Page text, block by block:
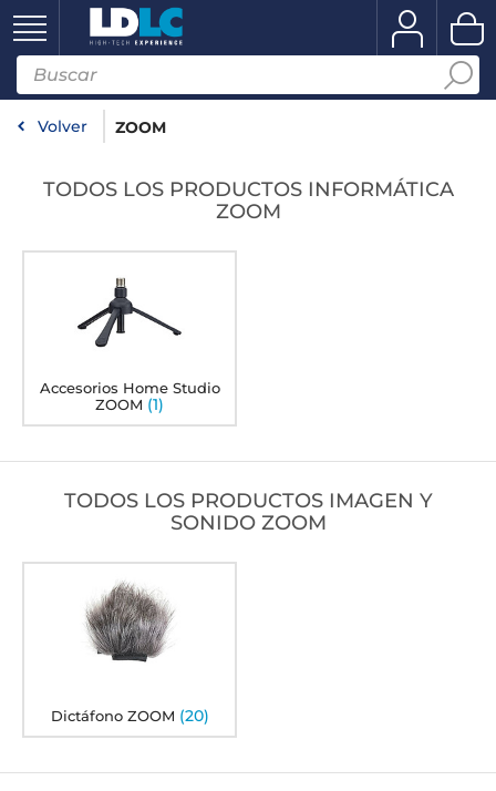
Volver ZOOM
TODOS LOS PRODUCTOS INFORMÁTICA
ZOOM
Accesorios Home Studio
ZOOM (1)
TODOS LOS PRODUCTOS IMAGEN Y
SONIDO ZOOM
Dictáfono ZOOM (20)